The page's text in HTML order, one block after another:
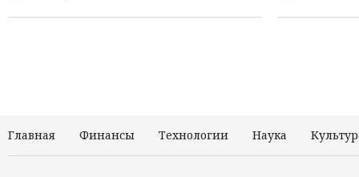
Главная Финансы Технологии Наука